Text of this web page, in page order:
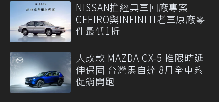
NISSAN推經典車回廠專案
CEFIRO與INFINITI老車原廠零
件最低1折
大改款 MAZDA CX-5 推限時延
伸保固 台灣馬自達 8月全車系
促銷開跑